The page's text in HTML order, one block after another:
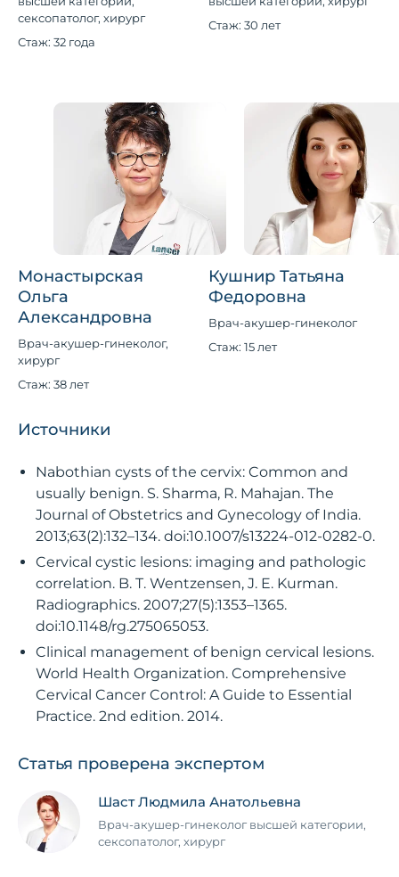
сексопатолог, хирург
Стаж: 32 года
Стаж: 30 лет
Монастырская
Ольга
Александровна
Врач-акушер-гинеколог,
хирург
Стаж: 38 лет
Кушнир Татьяна
Федоровна
Врач-акушер-гинеколог
Стаж: 15 лет
Источники
Nabothian cysts of the cervix: Common and
usually benign. S. Sharma, R. Mahajan. The
Journal of Obstetrics and Gynecology of India.
2013;63(2):132–134. doi:10.1007/s13224-012-0282-0.
Cervical cystic lesions: imaging and pathologic
correlation. B. T. Wentzensen, J. E. Kurman.
Radiographics. 2007;27(5):1353–1365.
doi:10.1148/rg.275065053.
Clinical management of benign cervical lesions.
World Health Organization. Comprehensive
Cervical Cancer Control: A Guide to Essential
Practice. 2nd edition. 2014.
Статья проверена экспертом
Шаст Людмила Анатольевна
Врач-акушер-гинеколог высшей категории,
сексопатолог, хирург